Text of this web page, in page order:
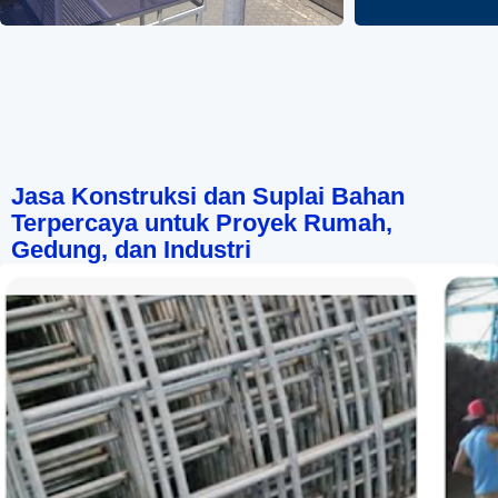
Jasa Konstruksi dan Suplai Bahan
Terpercaya untuk Proyek Rumah,
Gedung, dan Industri